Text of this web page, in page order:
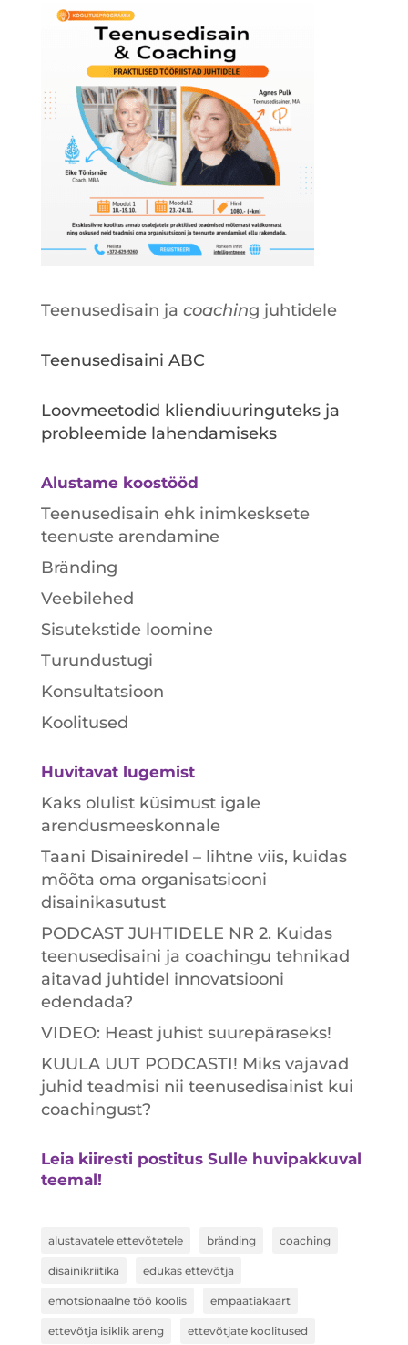
Teenusedisain ja coaching juhtidele
Teenusedisaini ABC
Loovmeetodid kliendiuuringuteks ja
probleemide lahendamiseks
Alustame koostööd
Teenusedisain ehk inimkesksete
teenuste arendamine
Bränding
Veebilehed
Sisutekstide loomine
Turundustugi
Konsultatsioon
Koolitused
Huvitavat lugemist
Kaks olulist küsimust igale
arendusmeeskonnale
Taani Disainiredel – lihtne viis, kuidas
mõõta oma organisatsiooni
disainikasutust
PODCAST JUHTIDELE NR 2. Kuidas
teenusedisaini ja coachingu tehnikad
aitavad juhtidel innovatsiooni
edendada?
VIDEO: Heast juhist suurepäraseks!
KUULA UUT PODCASTI! Miks vajavad
juhid teadmisi nii teenusedisainist kui
coachingust?
Leia kiiresti postitus Sulle huvipakkuval
teemal!
alustavatele ettevõtetele bränding coaching
disainikriitika edukas ettevõtja
emotsionaalne töö koolis empaatiakaart
ettevõtja isiklik areng ettevõtjate koolitused